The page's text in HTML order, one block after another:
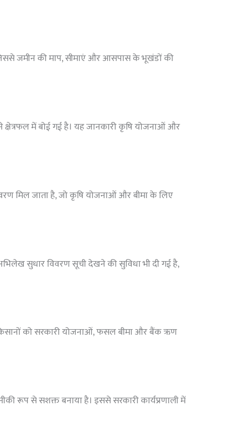
जमीन की माप, सीमाएं और आसपास के भूखंडों की
में बोई गई है। यह जानकारी कृषि योजनाओं और
मिल जाता है, जो कृषि योजनाओं और बीमा के लिए
सुधार विवरण सूची देखने की सुविधा भी दी गई है,
को सरकारी योजनाओं, फसल बीमा और बैंक ऋण
रूप से सशक्त बनाया है। इससे सरकारी कार्यप्रणाली में